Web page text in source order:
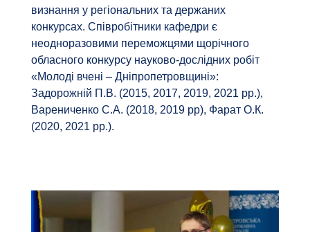
визнання у регіональних та держаних
конкурсах. Співробітники кафедри є
неодноразовими переможцями щорічного
обласного конкурсу науково-дослідних робіт
«Молоді вчені – Дніпропетровщині»:
Задорожній П.В. (2015, 2017, 2019, 2021 рр.),
Варениченко С.А. (2018, 2019 рр), Фарат О.К.
(2020, 2021 рр.).